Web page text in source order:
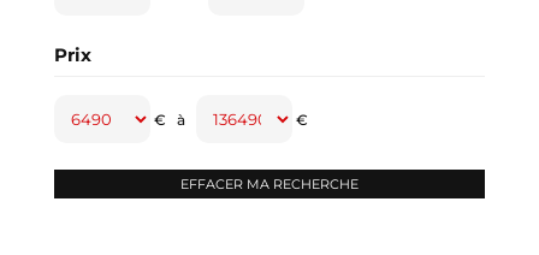
CLASSE A (1)
CLIO IV (1)
Prix
€ à €